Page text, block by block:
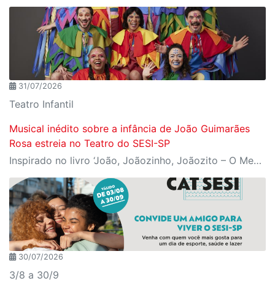
31/07/2026
Teatro Infantil
Musical inédito sobre a infância de João Guimarães
Rosa estreia no Teatro do SESI-SP
Inspirado no livro ‘João, Joãozinho, Joãozito – O Menino Encantado’, de Claudio Fragata, com direção e dramaturgia de Márcio Araújo, espetáculo acompanha os primeiros anos de vida do escritor mineiro e transforma sua infância em uma celebração da imaginação, da leitura e da cultura popular brasileira
30/07/2026
3/8 a 30/9